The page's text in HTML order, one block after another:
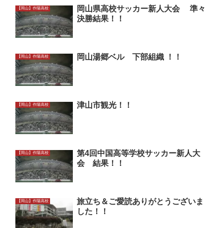
【岡山】作陽高校
岡山県高校サッカー新人大会 準々
決勝結果！！
【岡山】作陽高校 岡山湯郷ベル 下部組織 ！！
【岡山】作陽高校 津山市観光！！
【岡山】作陽高校
第4回中国高等学校サッカー新人大
会 結果！！
【岡山】作陽高校
旅立ち＆ご愛読ありがとうございま
した！！